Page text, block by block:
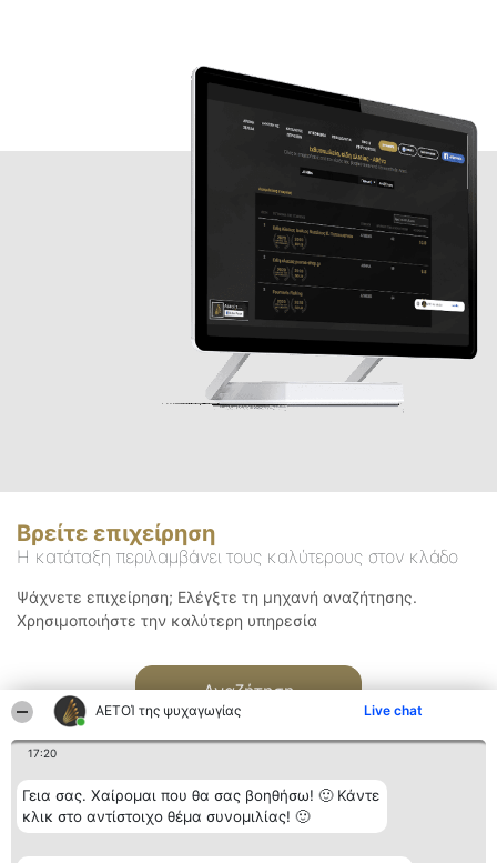
ΑΕΤΟΊ της ψυχαγωγίας Live chat
17:20
Γεια σας. Χαίρομαι που θα σας βοηθήσω! 🙂 Κάντε
κλικ στο αντίστοιχο θέμα συνομιλίας! 🙂
Βρείτε επιχείρηση
Η κατάταξη περιλαμβάνει τους καλύτερους στον κλάδο
Ψάχνετε επιχείρηση; Ελέγξτε τη μηχανή αναζήτησης.
Χρησιμοποιήστε την καλύτερη υπηρεσία
Αναζήτηση
Διοργανωτής της
Κατάταξη Επικοινωνία